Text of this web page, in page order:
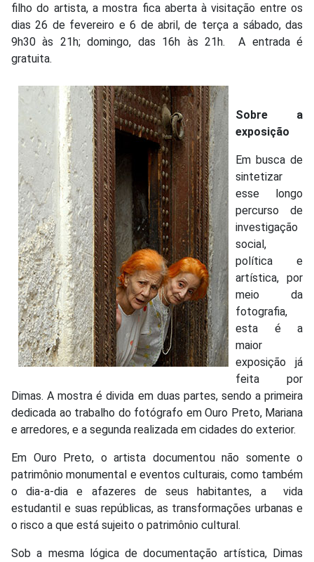
filho do artista, a mostra fica aberta à visitação entre os
dias 26 de fevereiro e 6 de abril, de terça a sábado, das
9h30 às 21h; domingo, das 16h às 21h. A entrada é
gratuita.
Sobre a
exposição
Em busca de
sintetizar
esse longo
percurso de
investigação
social,
política e
artística, por
meio da
fotografia,
esta é a
maior
exposição já
feita por
Dimas. A mostra é divida em duas partes, sendo a primeira
dedicada ao trabalho do fotógrafo em Ouro Preto, Mariana
e arredores, e a segunda realizada em cidades do exterior.
Em Ouro Preto, o artista documentou não somente o
patrimônio monumental e eventos culturais, como também
o dia-a-dia e afazeres de seus habitantes, a vida
estudantil e suas repúblicas, as transformações urbanas e
o risco a que está sujeito o patrimônio cultural.
Sob a mesma lógica de documentação artística, Dimas